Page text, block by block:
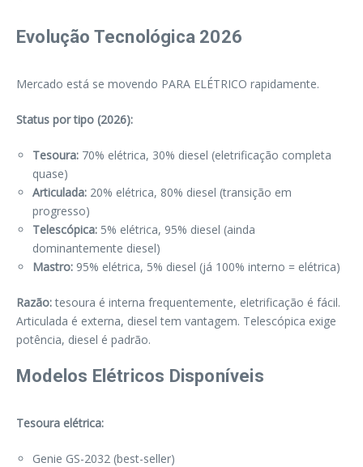
Evolução Tecnológica 2026
Mercado está se movendo PARA ELÉTRICO rapidamente.
Status por tipo (2026):
Tesoura: 70% elétrica, 30% diesel (eletrificação completa
quase)
Articulada: 20% elétrica, 80% diesel (transição em
progresso)
Telescópica: 5% elétrica, 95% diesel (ainda
dominantemente diesel)
Mastro: 95% elétrica, 5% diesel (já 100% interno = elétrica)
Razão:tesoura é interna frequentemente, eletrificação é fácil.
Articulada é externa, diesel tem vantagem. Telescópica exige
potência, diesel é padrão.
Modelos Elétricos Disponíveis
Tesoura elétrica:
Genie GS-2032 (best-seller)